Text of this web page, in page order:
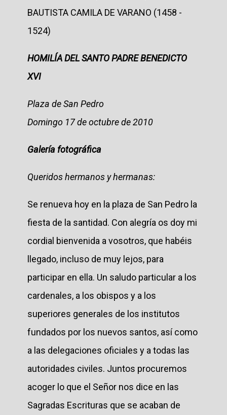
BAUTISTA CAMILA DE VARANO (1458 -
1524)
HOMILÍA DEL SANTO PADRE BENEDICTO
XVI
Plaza de San Pedro
Domingo 17 de octubre de 2010
Galería fotográfica
Queridos hermanos y hermanas:
Se renueva hoy en la plaza de San Pedro la
fiesta de la santidad. Con alegría os doy mi
cordial bienvenida a vosotros, que habéis
llegado, incluso de muy lejos, para
participar en ella. Un saludo particular a los
cardenales, a los obispos y a los
superiores generales de los institutos
fundados por los nuevos santos, así como
a las delegaciones oficiales y a todas las
autoridades civiles. Juntos procuremos
acoger lo que el Señor nos dice en las
Sagradas Escrituras que se acaban de